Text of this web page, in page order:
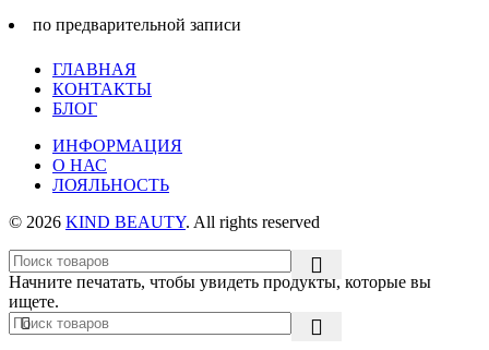
по предварительной записи
ГЛАВНАЯ
КОНТАКТЫ
БЛОГ
ИНФОРМАЦИЯ
О НАС
ЛОЯЛЬНОСТЬ
© 2026 KIND BEAUTY. All rights reserved
Начните печатать, чтобы увидеть продукты, которые вы
ищете.